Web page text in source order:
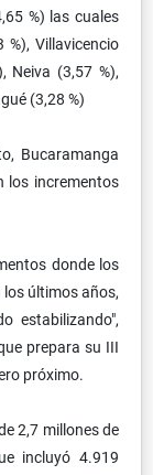
%) las cuales
%), Villavicencio
Neiva (3,57 %),
(3,28 %)
Bucaramanga
los incrementos
donde los
últimos años,
estabilizando",
prepara su III
próximo.
2,7 millones de
incluyó 4.919